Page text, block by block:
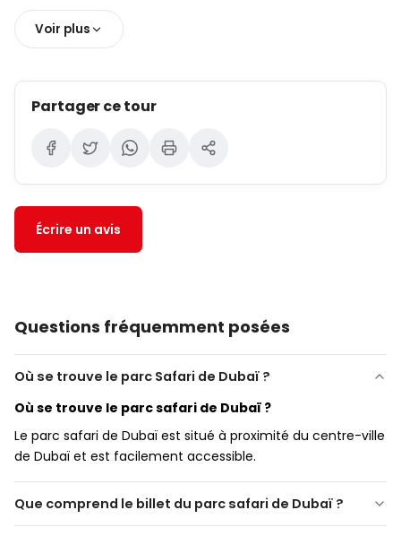
Accès à
toutes les zones thématiques du
Arabe, Ferme des Enfants, Alwadi)
Safari Explorer
Service detrain-navette entre les villages
l'intérieur du parc)
Pour les familles avec enfants :
Vêtements de rechange
Lingettes et trousse de petits besoins
poussette
(recommandée car le parc est vaste)
nourriture et de boissons de l'extérieur dans le parc
peuvent changer périodiquement. Des contrôles de
sécurité peuvent être appliqués.
Voir plus
Partager ce tour
Écrire un avis
Questions fréquemment posées
Où se trouve le parc Safari de Dubaï ?
Où se trouve le parc safari de Dubaï ?
Le parc safari de Dubaï est situé à proximité du centre-ville
de Dubaï et est facilement accessible.
Que comprend le billet du parc safari de Dubaï ?